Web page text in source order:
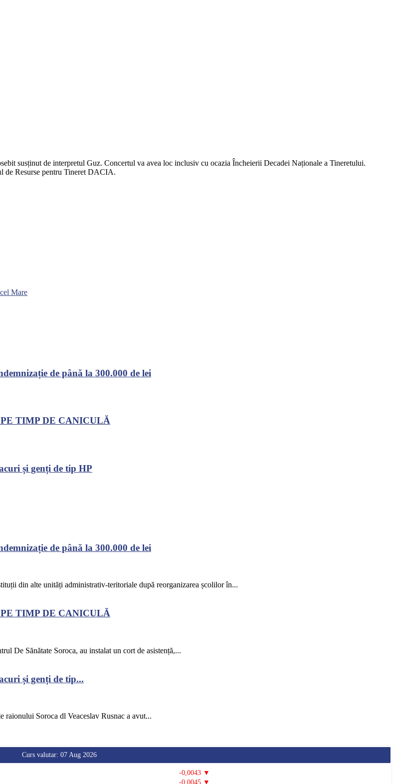
susținut de interpretul Guz. Concertul va avea loc inclusiv cu ocazia Încheierii Decadei Naționale a Tineretului.
de Resurse pentru Tineret DACIA.
Mare
de până la 300.000 de lei
TIMP DE CANICULĂ
și genți de tip HP
de până la 300.000 de lei
din alte unități administrativ-teritoriale după reorganizarea școlilor în...
TIMP DE CANICULĂ
De Sănătate Soroca, au instalat un cort de asistență,...
și genți de tip...
raionului Soroca dl Veaceslav Rusnac a avut...
Curs valutar: 07 Aug 2026
-0,0043 ▼
-0,0045 ▼